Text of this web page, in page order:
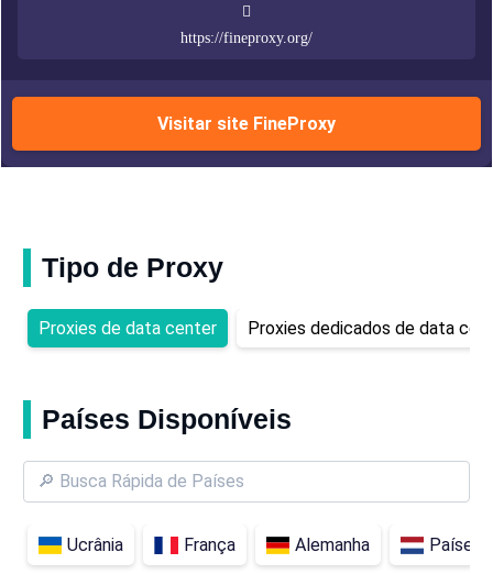
https://fineproxy.org/
Visitar site FineProxy
Tipo de Proxy
Proxies de data center Proxies dedicados de data
Países Disponíveis
Ucrânia França Alemanha Países